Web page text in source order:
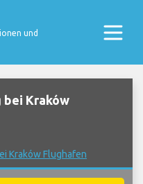
und
bei Kraków
Kraków Flughafen